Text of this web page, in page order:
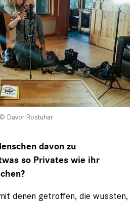
Davor Rostuhar
davon zu
so Privates wie ihr
denen getroffen, die wussten,